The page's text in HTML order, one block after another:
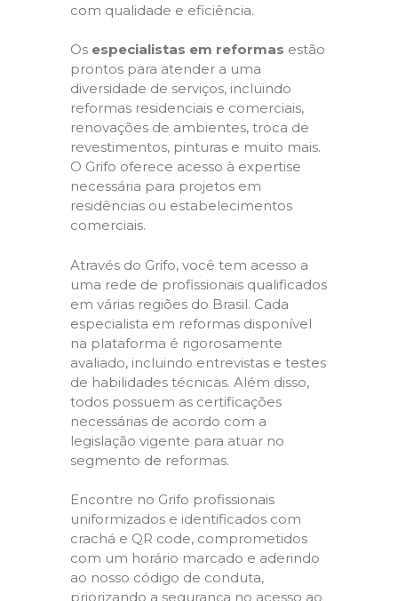
com qualidade e eficiência.
Os especialistas em reformas estão
prontos para atender a uma
diversidade de serviços, incluindo
reformas residenciais e comerciais,
renovações de ambientes, troca de
revestimentos, pinturas e muito mais.
O Grifo oferece acesso à expertise
necessária para projetos em
residências ou estabelecimentos
comerciais.
Através do Grifo, você tem acesso a
uma rede de profissionais qualificados
em várias regiões do Brasil. Cada
especialista em reformas disponível
na plataforma é rigorosamente
avaliado, incluindo entrevistas e testes
de habilidades técnicas. Além disso,
todos possuem as certificações
necessárias de acordo com a
legislação vigente para atuar no
segmento de reformas.
Encontre no Grifo profissionais
uniformizados e identificados com
crachá e QR code, comprometidos
com um horário marcado e aderindo
ao nosso código de conduta,
priorizando a segurança no acesso ao